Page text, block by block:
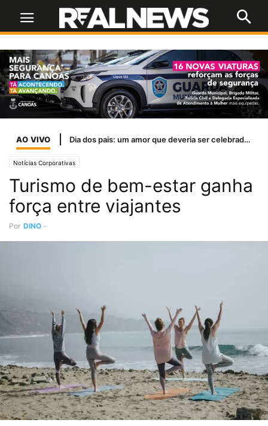
AO VIVO Dia dos pais: um amor que deveria ser celebrado todos os dias
Notícias Corporativas
Turismo de bem-estar ganha
força entre viajantes
Por DINO -